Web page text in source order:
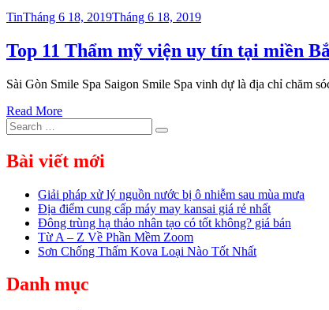
TinPosted
Tháng 6 18, 2019Tháng 6 18, 2019
Top 11 Thẩm mỹ viện uy tín tại miền
Sài Gòn Smile Spa Saigon Smile Spa vinh dự là địa chỉ chăm
Read More
Search
for:
Search
Bài viết mới
Giải pháp xử lý nguồn nước bị ô nhiễm sau mùa mưa
Địa điểm cung cấp máy may kansai giá rẻ nhất
Đông trùng hạ thảo nhân tạo có tốt không? giá bán
Từ A – Z Về Phần Mềm Zoom
Sơn Chống Thấm Kova Loại Nào Tốt Nhất
Danh mục